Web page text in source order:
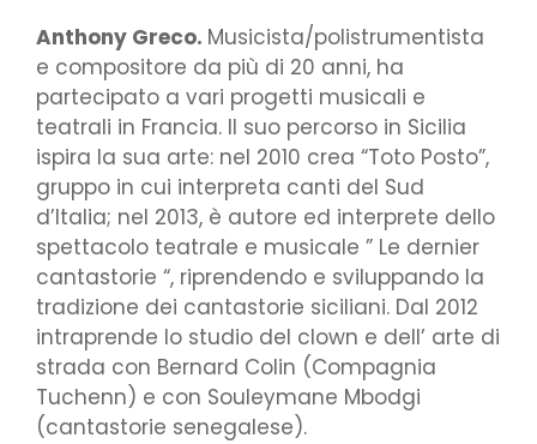
Anthony Greco. Musicista/polistrumentista
e compositore da più di 20 anni, ha
partecipato a vari progetti musicali e
teatrali in Francia. Il suo percorso in Sicilia
ispira la sua arte: nel 2010 crea “Toto Posto”,
gruppo in cui interpreta canti del Sud
d’Italia; nel 2013, è autore ed interprete dello
spettacolo teatrale e musicale ” Le dernier
cantastorie “, riprendendo e sviluppando la
tradizione dei cantastorie siciliani. Dal 2012
intraprende lo studio del clown e dell’ arte di
strada con Bernard Colin (Compagnia
Tuchenn) e con Souleymane Mbodgi
(cantastorie senegalese).